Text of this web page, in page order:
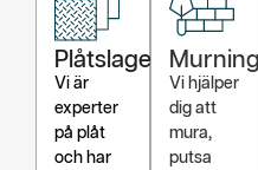
Plåtslageri
Vi är
experter
på plåt
och har
Murning
Vi hjälper
dig att
mura,
putsa